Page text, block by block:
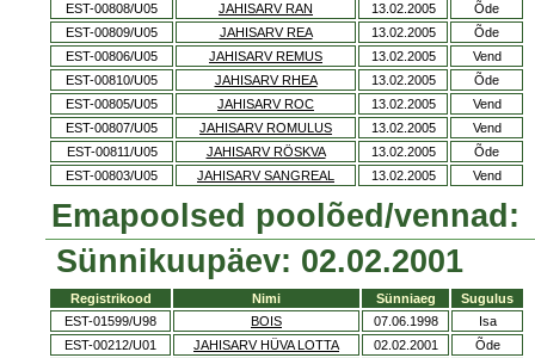
EST-00808/U05
JAHISARV RAN 13.02.2005
Õde
EST-00809/U05
JAHISARV REA 13.02.2005
Õde
EST-00806/U05
JAHISARV REMUS 13.02.2005
Vend
EST-00810/U05
JAHISARV RHEA 13.02.2005
Õde
EST-00805/U05
JAHISARV ROC 13.02.2005
Vend
EST-00807/U05
JAHISARV ROMULUS 13.02.2005
Vend
EST-00811/U05
JAHISARV RÖSKVA 13.02.2005
Õde
EST-00803/U05
JAHISARV SANGREAL 13.02.2005 Vend
Emapoolsed poolõed/vennad:
Sünnikuupäev: 02.02.2001
Registrikood Nimi Sünniaeg
Sugulus
EST-01599/U98
BOIS 07.06.1998
Isa
EST-00212/U01
JAHISARV HÜVA LOTTA 02.02.2001
Õde